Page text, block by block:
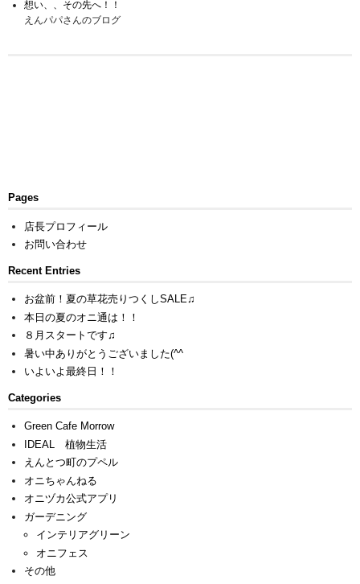
想い、、その先へ！！
えんパパさんのブログ
Pages
店長プロフィール
お問い合わせ
Recent Entries
お盆前！夏の草花売りつくしSALE♫
本日の夏のオニ通は！！
８月スタートです♫
暑い中ありがとうございました(^^ゞ
いよいよ最終日！！
Categories
Green Cafe Morrow
IDEAL 植物生活
えんとつ町のプペル
オニちゃんねる
オニヅカ公式アプリ
ガーデニング
インテリアグリーン
オニフェス
その他